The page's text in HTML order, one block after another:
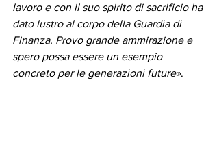
lavoro e con il suo spirito di sacrificio ha
dato lustro al corpo della Guardia di
Finanza. Provo grande ammirazione e
spero possa essere un esempio
concreto per le generazioni future».